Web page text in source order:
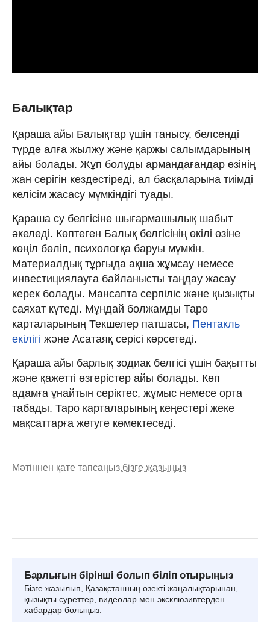
Балықтар
Қараша айы Балықтар үшін танысу, белсенді
түрде алға жылжу және қаржы салымдарының
айы болады. Жұп болуды армандағандар өзінің
жан серігін кездестіреді, ал басқаларына тиімді
келісім жасасу мүмкіндігі туады.
Қараша су белгісіне шығармашылық шабыт
әкеледі. Көптеген Балық белгісінің өкілі өзіне
көңіл бөліп, психологқа баруы мүмкін.
Материалдық тұрғыда ақша жұмсау немесе
инвестициялауға байланысты таңдау жасау
керек болады. Мансапта серпіліс және қызықты
саяхат күтеді. Мұндай болжамды Таро
карталарының Текшелер патшасы, Пентакль
екілігі және Асатаяқ серісі көрсетеді.
Қараша айы барлық зодиак белгісі үшін бақытты
және қажетті өзгерістер айы болады. Көп
адамға ұнайтын серіктес, жұмыс немесе орта
табады. Таро карталарының кеңестері жеке
мақсаттарға жетуге көмектеседі.
Мәтіннен қате тапсаңыз,бізге жазыңыз
Барлығын бірінші болып біліп отырыңыз
Бізге жазылып, Қазақстанның өзекті жаңалықтарынан,
қызықты суреттер, видеолар мен эксклюзивтерден
хабардар болыңыз.